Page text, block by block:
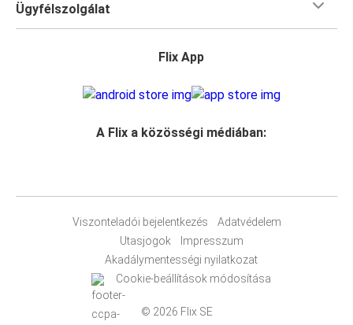
Ügyfélszolgálat
Flix App
A Flix a közösségi médiában:
Viszonteladói bejelentkezés
Adatvédelem
Utasjogok
Impresszum
Akadálymentességi nyilatkozat
Cookie-beállítások módosítása
© 2026 Flix SE